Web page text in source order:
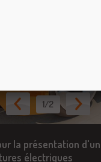
1/2
la présentation
électriques